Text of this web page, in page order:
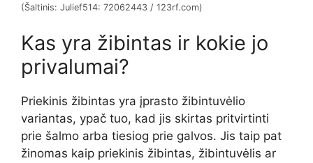
(Šaltinis: Julief514: 72062443 / 123rf.com)
Kas yra žibintas ir kokie jo
privalumai?
Priekinis žibintas yra įprasto žibintuvėlio
variantas, ypač tuo, kad jis skirtas pritvirtinti
prie šalmo arba tiesiog prie galvos. Jis taip pat
žinomas kaip priekinis žibintas, žibintuvėlis ar